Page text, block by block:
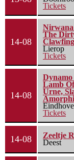
Tickets
14-08
Nirwana
The
Lierop
Tickets
14-08
Dynamo
Lamb
Urne,
Tickets
14-08
Zeeltje
Deest